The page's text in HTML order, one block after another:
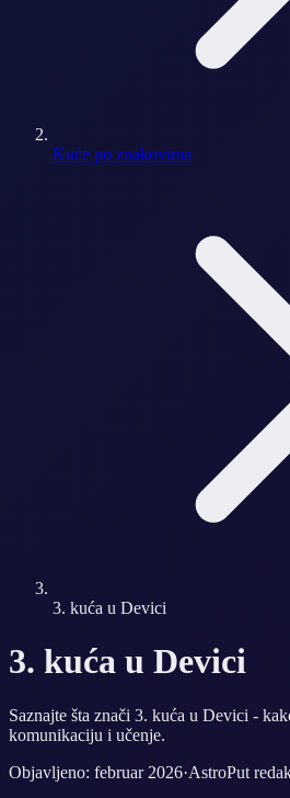
Kuće po znakovima
3. kuća u Devici
3. kuća u Devici
Saznajte šta znači 3. kuća u Devici -
komunikaciju i učenje.
Objavljeno: februar 2026·AstroPut